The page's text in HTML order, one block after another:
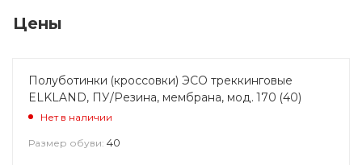
Цены
Полуботинки (кроссовки) ЭСО треккинговые
ELKLAND, ПУ/Резина, мембрана, мод. 170 (40)
Нет в наличии
Размер обуви: 40